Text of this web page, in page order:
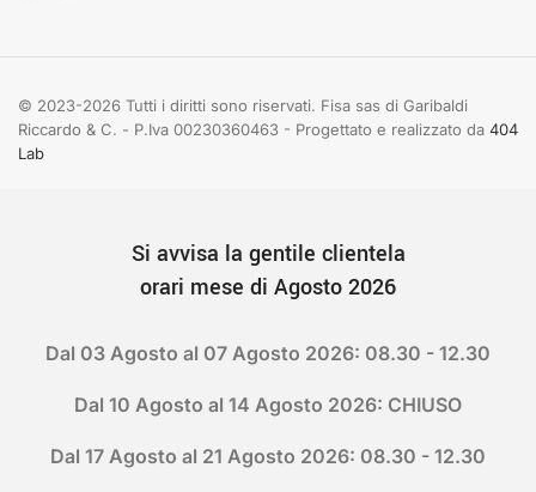
© 2023-2026 Tutti i diritti sono riservati. Fisa sas di Garibaldi
Riccardo & C. - P.Iva 00230360463 - Progettato e realizzato da 404
Lab
Si avvisa la gentile clientela
orari mese di Agosto 2026
Dal 03 Agosto al 07 Agosto 2026: 08.30 - 12.30
Dal 10 Agosto al 14 Agosto 2026: CHIUSO
Dal 17 Agosto al 21 Agosto 2026: 08.30 - 12.30